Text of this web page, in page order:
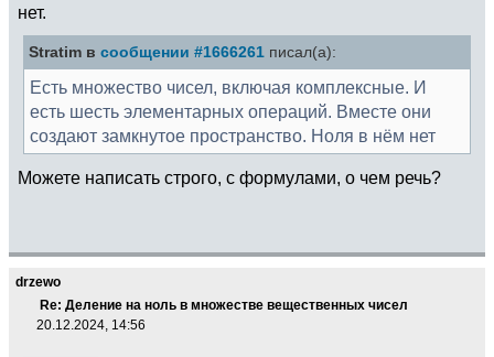
нет.
Stratim в сообщении #1666261 писал(а):
Есть множество чисел, включая комплексные. И
есть шесть элементарных операций. Вместе они
создают замкнутое пространство. Ноля в нём нет
Можете написать строго, с формулами, о чем речь?
drzewo
Re: Деление на ноль в множестве вещественных чисел
20.12.2024, 14:56